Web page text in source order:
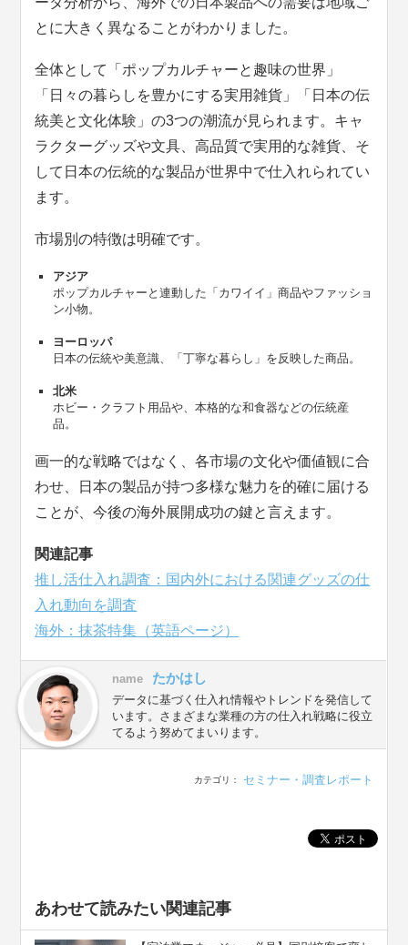
とに大きく異なることがわかりました。
全体として「ポップカルチャーと趣味の世界」
「日々の暮らしを豊かにする実用雑貨」「日本の伝
統美と文化体験」の3つの潮流が見られます。キャ
ラクターグッズや文具、高品質で実用的な雑貨、そ
して日本の伝統的な製品が世界中で仕入れられてい
ます。
市場別の特徴は明確です。
アジア
ポップカルチャーと連動した「カワイイ」商品やファッショ
ン小物。
ヨーロッパ
日本の伝統や美意識、「丁寧な暮らし」を反映した商品。
北米
ホビー・クラフト用品や、本格的な和食器などの伝統産
品。
画一的な戦略ではなく、各市場の文化や価値観に合
わせ、日本の製品が持つ多様な魅力を的確に届ける
ことが、今後の海外展開成功の鍵と言えます。
関連記事
推し活仕入れ調査：国内外における関連グッズの仕
入れ動向を調査
海外：抹茶特集（英語ページ）
name たかはし
データに基づく仕入れ情報やトレンドを発信して
います。さまざまな業種の方の仕入れ戦略に役立
てるよう努めてまいります。
カテゴリ： セミナー・調査レポート
あわせて読みたい関連記事